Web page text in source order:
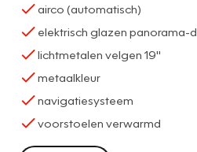
airco (automatisch)
elektrisch glazen panorama-
lichtmetalen velgen 19"
metaalkleur
navigatiesysteem
voorstoelen verwarmd